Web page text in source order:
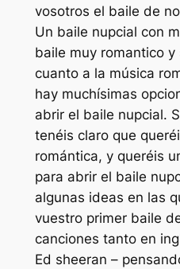
vosotros el baile de
Un baile nupcial con
baile muy romantico y
cuanto a la música
hay muchísimas
abrir el baile nupcial.
tenéis claro que
romántica, y queréis
para abrir el baile
algunas ideas en las
vuestro primer baile
canciones tanto en
Ed sheeran –